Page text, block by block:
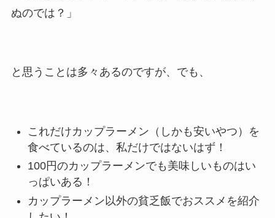
ぬのでは？」
と思うことは多々あるのですが、でも、
これだけカップラーメン（しかも安いやつ）を
食べているのは、私だけではないはず！
100円のカップラーメンでも美味しいものはい
っぱいある！
カップラーメン以外の貧乏飯でおススメを紹介